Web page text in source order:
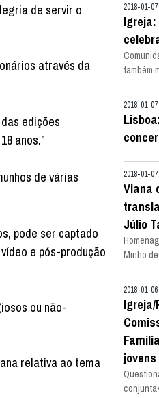
de servir o
através da
edições
anos.”
de várias
pode ser captado
e pós-produção
ou não-
relativa ao tema
2018-01-
também
2018-01-
2018-01-
Viana
Júlio
Minho
2018-01-
jovens